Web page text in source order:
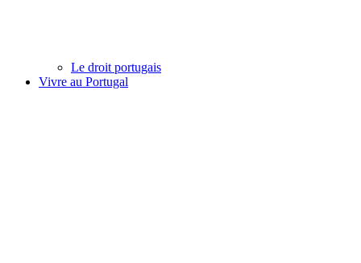
Le droit portugais
Vivre au Portugal